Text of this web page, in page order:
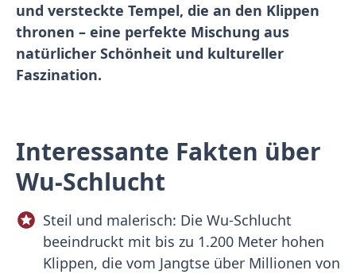
und versteckte Tempel, die an den Klippen
thronen – eine perfekte Mischung aus
natürlicher Schönheit und kultureller
Faszination.
Interessante Fakten über
Wu-Schlucht
Steil und malerisch: Die Wu-Schlucht
beeindruckt mit bis zu 1.200 Meter hohen
Klippen, die vom Jangtse über Millionen von